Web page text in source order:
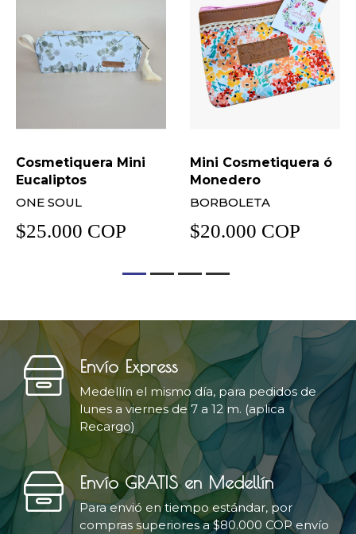
Cosmetiquera Mini
Eucaliptos
ONE SOUL
$25.000 COP
Mini Cosmetiquera ó
Monedero
BORBOLETA
$20.000 COP
Envío Express
Medellín el mismo día, para pedidos de
lunes a viernes de 7 a 12 m. (aplica
Recargo)
Envío GRATIS en Medellín
Para envió en tiempo estándar, por
compras superiores a $80.000 COP envío